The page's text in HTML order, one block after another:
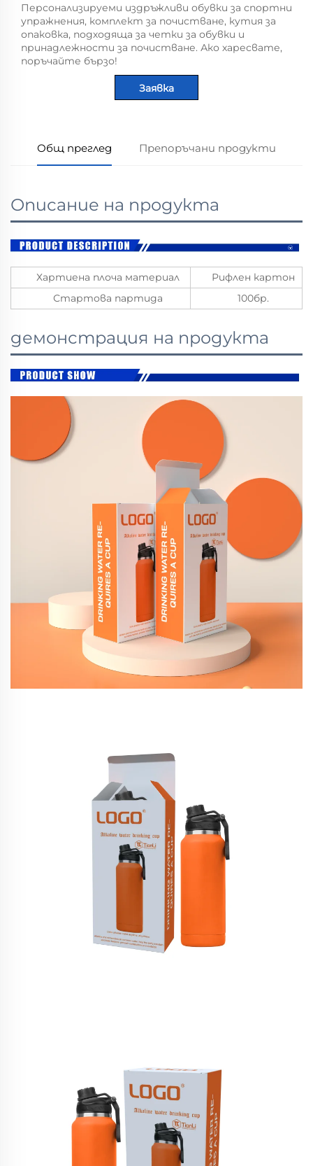
Персонализируеми издръжливи обувки за спортни
упражнения, комплект за почистване, кутия за
опаковка, подходяща за четки за обувки и
принадлежности за почистване. Ако харесвате,
поръчайте бързо!
Заявка
Общ преглед Препоръчани продукти
Описание на продукта
Хартиена плоча материал
Рифлен картон
Стартова партида
100бр.
демонстрация на продукта